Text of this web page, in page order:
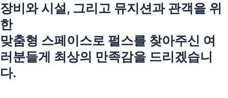
장비와 시설, 그리고 뮤지션과 관객을 위
한
맞춤형 스페이스로 펄스를 찾아주신 여
러분들게 최상의 만족감을 드리겠습니
다.